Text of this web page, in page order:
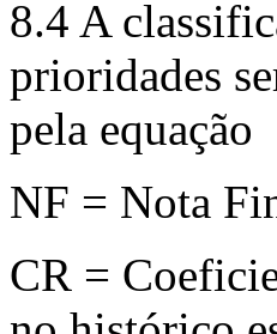
8.4 A
prioridades
pela
NF = Nota
CR =